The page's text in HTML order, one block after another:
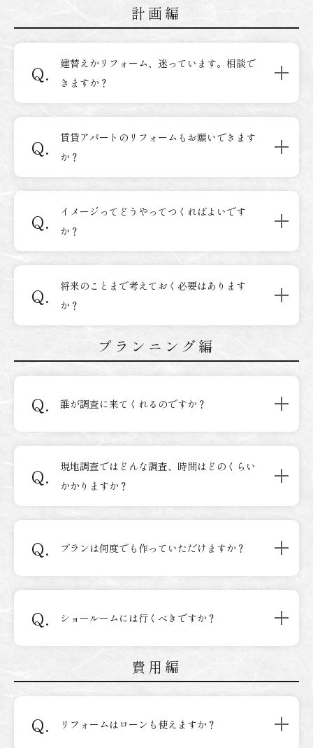
計画編
Q.
建替えかリフォーム、迷っています。相談で
きますか？
Q.
賃貸アパートのリフォームもお願いできます
か？
Q.
イメージってどうやってつくればよいです
か？
Q.
将来のことまで考えておく必要はあります
か？
プランニング編
Q. 誰が調査に来てくれるのですか？
Q.
現地調査ではどんな調査、時間はどのくらい
かかりますか？
Q. プランは何度でも作っていただけますか？
Q. ショールームには行くべきですか？
費用編
Q. リフォームはローンも使えますか？